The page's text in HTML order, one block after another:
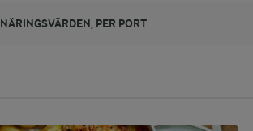
NÄRINGSVÄRDEN, PER PORT